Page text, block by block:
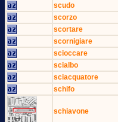
scudo
scorzo
scortare
scornigiare
scioccare
scialbo
sciacquatore
schifo
schiavone